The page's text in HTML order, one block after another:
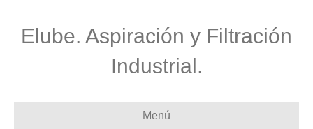
Elube. Aspiración y Filtración
Industrial.
Menú